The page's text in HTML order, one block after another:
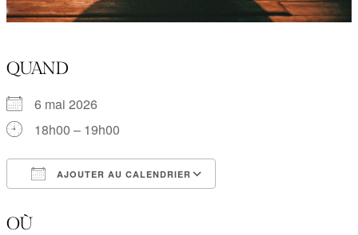
QUAND
6 mai 2026
18h00 – 19h00
AJOUTER AU CALENDRIER
OÙ